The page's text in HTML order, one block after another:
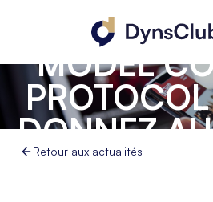
MODEL
DONNEZ
CLÉS DE
Retour aux actualités